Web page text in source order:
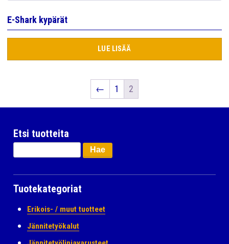
E-Shark kypärät
LUE LISÄÄ
← 1 2
Etsi tuotteita
Tuotekategoriat
Erikois- / muut tuotteet
Jännitetyökalut